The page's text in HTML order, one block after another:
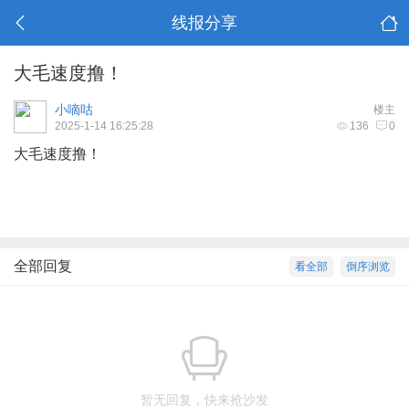
线报分享
大毛速度撸！
楼主
小嘀咕
136 0
2025-1-14 16:25:28
大毛速度撸！
倒序浏览
看全部
全部回复
暂无回复，快来抢沙发